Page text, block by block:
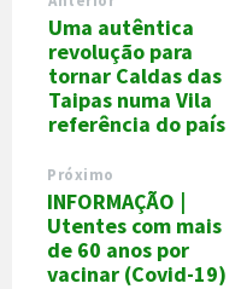
Uma autêntica
revolução para
tornar Caldas das
Taipas numa Vila
referência do país
Próximo
INFORMAÇÃO |
Utentes com mais
de 60 anos por
vacinar (Covid-19)